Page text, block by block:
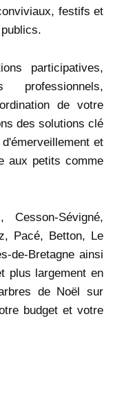
festifs et
participatives,
de votre
des solutions clé
et
aux petits comme
Sévigné,
Pacé, Betton, Le
de-Bretagne ainsi
plus largement en
de Noël sur
budget et votre